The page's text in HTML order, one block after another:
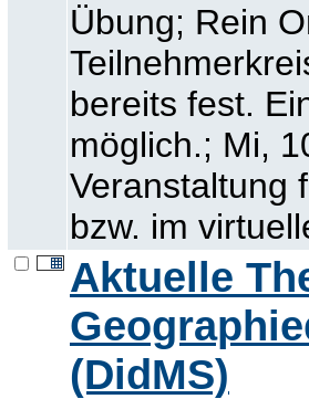
Übung; Rein
bereits fest.
möglich.; Mi,
Veranstaltung
bzw. im
Aktuelle
(DidMS)